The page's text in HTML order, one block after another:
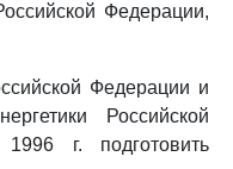
Федерации,
Федерации и
Российской
г. подготовить